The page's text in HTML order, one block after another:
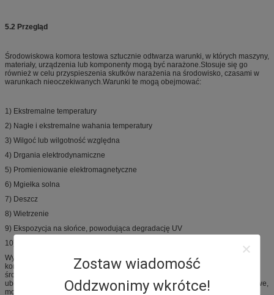
Zostaw wiadomość
Oddzwonimy wkrótce!
5.2 Przegląd
Środowiskowa komora testowa sztucznie odtwarza warunki, w których maszyny,
materiały, urządzenia lub komponenty mogą być narażone.Stosuje się go
również w celu przyspieszenia skutków narażenia na środowisko, czasami w
warunkach nieoczekiwanych.Warunki te mogą obejmować:
1) Ekstremalne temperatury
2) Nagłe i ekstremalne wahania temperatury
3) Wilgoć lub wilgotność względna
4) Drgania elektrodynamiczne
5) Promieniowanie elektromagnetyczne
6) Mgiełka solna
7) Deszcz
8) Wietrzenie
9) Ekspozycja na słońce, powodująca degradację UV
10) Odkurzanie
Wyprodukowane próbki, próbki lub komponenty są umieszczane wewnątrz
komory i poddawane działaniu jednego lub więcej z tych parametrów
środowiskowych w celu określenia niezawodności lub zmierzenia skutków
ubocznych, takich jak korozja.W przypadku maszyn, takich jak silniki spalinowe,
monitorowane są produkty uboczne, takie jak emisje.